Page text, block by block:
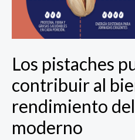
Los pistaches
contribuir al
rendimiento
moderno
contribuir
bienestar
rendimiento
hombre
moderno